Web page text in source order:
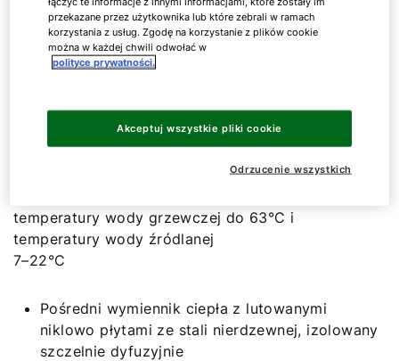
Pokaż wszystko
środowiska poprzez wody podziemne o
temperatury wody grzewczej do 63°C i
temperatury wody źródlanej
7–22°C
Pośredni wymiennik ciepła z lutowanymi
niklowo płytami ze stali nierdzewnej, izolowany
szczelnie dyfuzyjnie
przekazane przez użytkownika lub które zebrali w ramach
korzystania z usług. Zgodę na korzystanie z plików cookie
można w każdej chwili odwołać w
polityce prywatności.
Odrzucenie wszystkich
Akceptuj wszystkie pliki cookie